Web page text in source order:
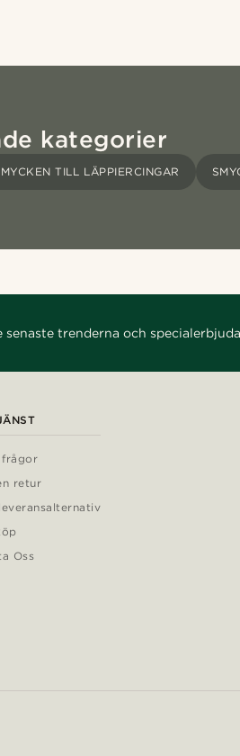
kategorier
TILL LÄPPIERCINGAR
trenderna och
frågor
retur
Oss